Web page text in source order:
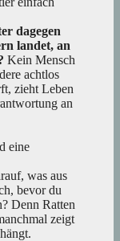
dagegen
landet, an
Kein Mensch
achtlos
zieht Leben
an
eine
was aus
bevor du
Denn Ratten
zeigt